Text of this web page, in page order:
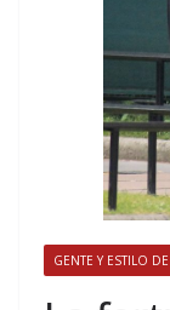
GENTE Y ESTILO